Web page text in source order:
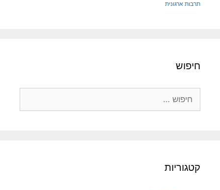
תרבות ארגונית
חיפוש
קטגוריות